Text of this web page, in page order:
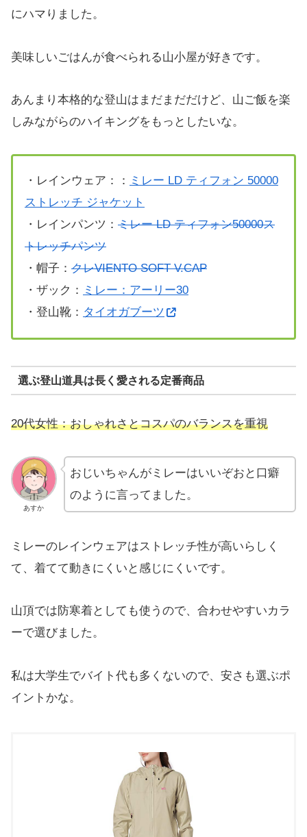
にハマりました。
美味しいごはんが食べられる山小屋が好きです。
あんまり本格的な登山はまだまだだけど、山ご飯を楽
しみながらのハイキングをもっとしたいな。
・レインウェア：： ミレー LD ティフォン 50000
ストレッチ ジャケット
・レインパンツ： ミレー LD ティフォン50000ス
トレッチパンツ
・帽子： クレVIENTO SOFT V.CAP
・ザック： ミレー：アーリー30
・登山靴： タイオガブーツ
選ぶ登山道具は長く愛される定番商品
20代女性：おしゃれさとコスパのバランスを重視
あすか
おじいちゃんがミレーはいいぞおと口癖
のように言ってました。
ミレーのレインウェアはストレッチ性が高いらしく
て、着てて動きにくいと感じにくいです。
山頂では防寒着としても使うので、合わせやすいカラ
ーで選びました。
私は大学生でバイト代も多くないので、安さも選ぶポ
イントかな。